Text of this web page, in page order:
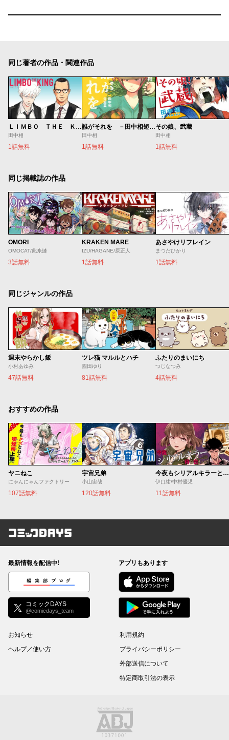
同じ著者の作品・関連作品
ＬＩＭＢＯ ＴＨＥ ＫＩＮＧ
田中相
1話無料
誰がそれを －田中相短篇集－
田中相
1話無料
その娘、武蔵
田中相
1話無料
同じ掲載誌の作品
OMORI
OMOCAT/此糸縫
3話無料
KRAKEN MARE
IZU/HAGANE/原正人
1話無料
あさやけリフレイン
まつだひかり
1話無料
同じジャンルの作品
週末やらかし飯
小村あゆみ
47話無料
ツレ猫 マルルとハチ
園田ゆり
81話無料
ふたりのまいにち
つじなつみ
4話無料
おすすめの作品
ヤニねこ
にゃんにゃんファクトリー
107話無料
宇宙兄弟
小山宙哉
120話無料
今夜もシリアルキラーと待ち合わせ
伊口紺/中村優児
11話無料
コミックDAYS
最新情報を配信中!
編集部ブログ
コミックDAYS
@comicdays_team
アプリもあります
お知らせ
ヘルプ／使い方
利用規約
プライバシーポリシー
外部送信について
特定商取引法の表示